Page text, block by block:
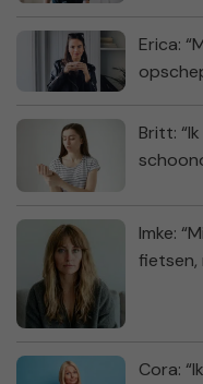
Erica:
Britt:
Imke:
fietsen,
Cora: